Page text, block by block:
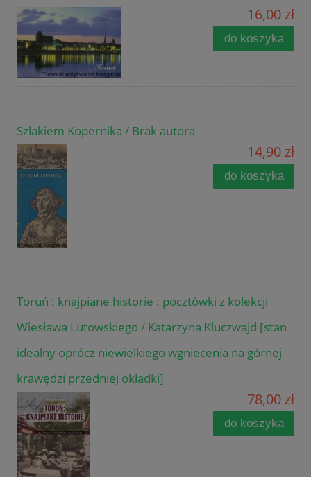
16,00 zł
do koszyka
Szlakiem Kopernika / Brak autora
14,90 zł
do koszyka
Toruń : knajpiane historie : pocztówki z kolekcji
Wiesława Lutowskiego / Katarzyna Kluczwajd [stan
idealny oprócz niewielkiego wgniecenia na górnej
krawędzi przedniej okładki]
78,00 zł
do koszyka